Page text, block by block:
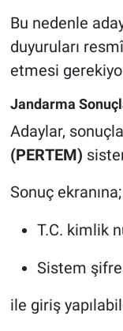
Bu nedenle
duyuruları
etmesi
Jandarma
Adaylar,
(PERTEM)
Sonuç ekranına;
T.C. kimlik
Sistem
ile giriş